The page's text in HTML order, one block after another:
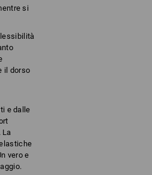
si
il dorso
e dalle
La
vero e